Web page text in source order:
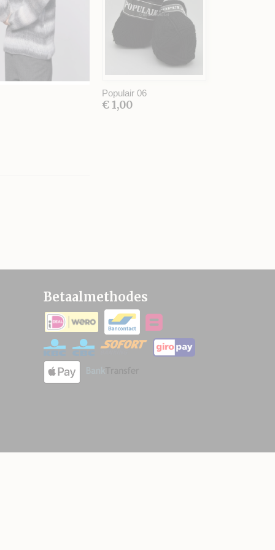
Populair 06
€ 1,00
Betaalmethodes